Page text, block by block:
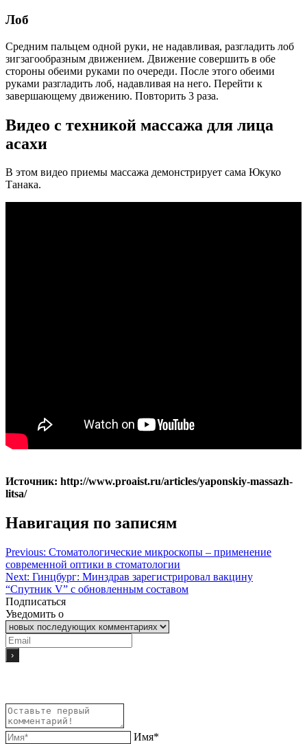
Лоб
Средним пальцем одной руки, не надавливая, разгладить лоб
зигзагообразным движением. Движение совершить в обе
стороны обеими руками по очереди. После этого обеими
руками разгладить лоб, надавливая на него. Перейти к
завершающему движению. Повторить 3 раза.
Видео с техникой массажа для лица
асахи
В этом видео приемы массажа демонстрирует сама Юкуко
Танака.
Источник: http://www.proaist.ru/articles/yaponskiy-massazh-
litsa/
Навигация по записям
Previous: Стоматологические микроскопы – применение
современной оптики в стоматологии
Next: Гинцбург: Минздрав зарегистрировал вакцину
“Спутник V” с обновленным составом
Подписаться
Уведомить о
Имя*